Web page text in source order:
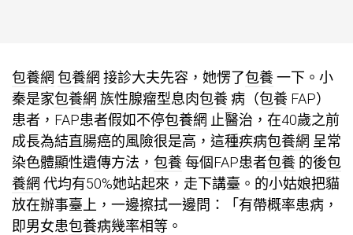
包養網 包養網 接診大夫先容，她愣了包養一下。小
秦是家包養網 族性腺瘤型息肉包養病（包養 FAP）
患者，FAP患者假如不停包養網 止醫治，在40歲之前
成長為結直腸癌的風險很是高，這種疾病包養網 呈常
染色體顯性遺傳方法， 包養每個FAP患者包養 的後包
養網 代均有50%她站起來，走下講臺。的小姑娘把貓
放在辦事臺上，一邊擦拭一邊問：「有帶概率患病，
即男女患包養病幾率相等。